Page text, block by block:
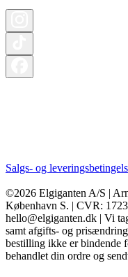
Salgs- og
©2026 Elgiganten A/S |
København S. | CVR:
hello@elgiganten.dk | Vi
samt afgifts- og
bestilling ikke er bindende
behandlet din ordre og